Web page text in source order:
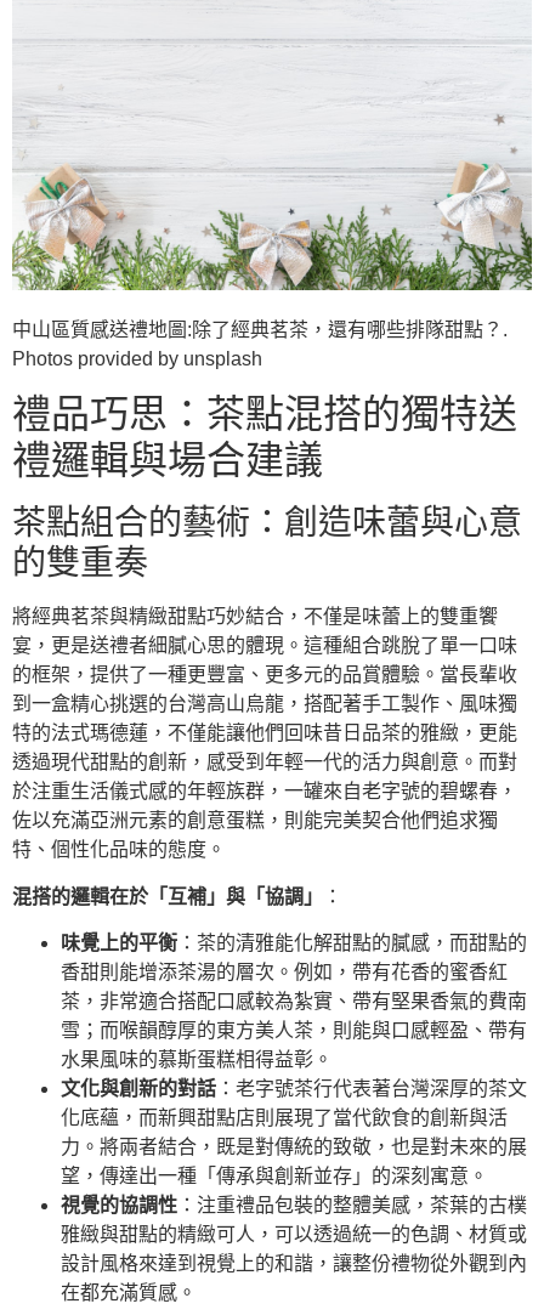
中山區質感送禮地圖:除了經典茗茶，還有哪些排隊甜點？.
Photos provided by unsplash
禮品巧思：茶點混搭的獨特送
禮邏輯與場合建議
茶點組合的藝術：創造味蕾與心意
的雙重奏
將經典茗茶與精緻甜點巧妙結合，不僅是味蕾上的雙重饗
宴，更是送禮者細膩心思的體現。這種組合跳脫了單一口味
的框架，提供了一種更豐富、更多元的品賞體驗。當長輩收
到一盒精心挑選的台灣高山烏龍，搭配著手工製作、風味獨
特的法式瑪德蓮，不僅能讓他們回味昔日品茶的雅緻，更能
透過現代甜點的創新，感受到年輕一代的活力與創意。而對
於注重生活儀式感的年輕族群，一罐來自老字號的碧螺春，
佐以充滿亞洲元素的創意蛋糕，則能完美契合他們追求獨
特、個性化品味的態度。
混搭的邏輯在於「互補」與「協調」 ：
味覺上的平衡 ：茶的清雅能化解甜點的膩感，而甜點的
香甜則能增添茶湯的層次。例如，帶有花香的蜜香紅
茶，非常適合搭配口感較為紮實、帶有堅果香氣的費南
雪；而喉韻醇厚的東方美人茶，則能與口感輕盈、帶有
水果風味的慕斯蛋糕相得益彰。
文化與創新的對話 ：老字號茶行代表著台灣深厚的茶文
化底蘊，而新興甜點店則展現了當代飲食的創新與活
力。將兩者結合，既是對傳統的致敬，也是對未來的展
望，傳達出一種「傳承與創新並存」的深刻寓意。
視覺的協調性 ：注重禮品包裝的整體美感，茶葉的古樸
雅緻與甜點的精緻可人，可以透過統一的色調、材質或
設計風格來達到視覺上的和諧，讓整份禮物從外觀到內
在都充滿質感。